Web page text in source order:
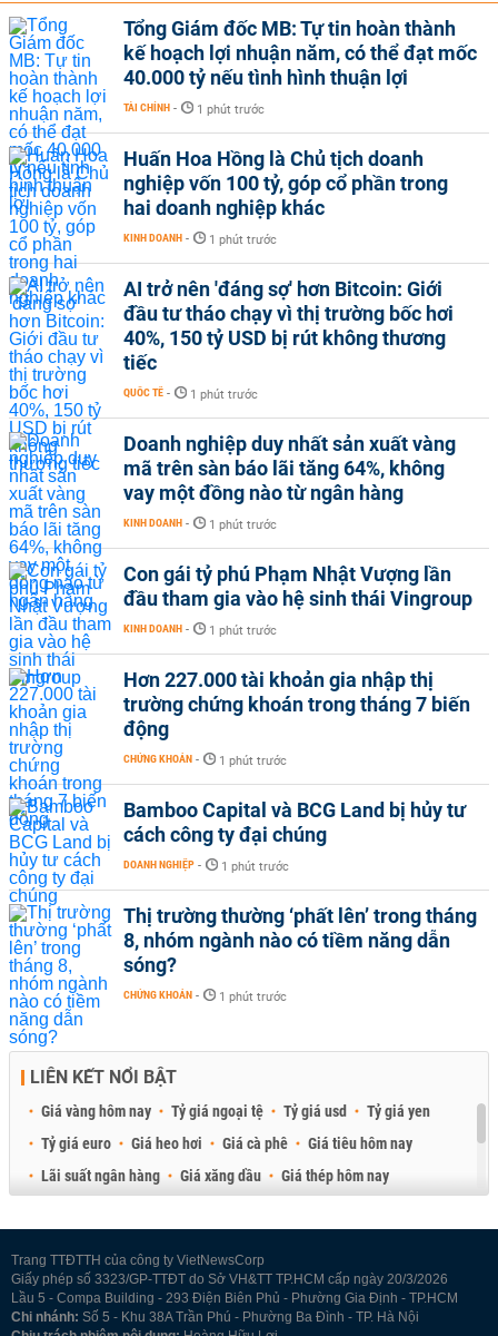
Tổng Giám đốc MB: Tự tin hoàn thành
kế hoạch lợi nhuận năm, có thể đạt mốc
40.000 tỷ nếu tình hình thuận lợi
TÀI CHÍNH - 1 phút trước
Huấn Hoa Hồng là Chủ tịch doanh
nghiệp vốn 100 tỷ, góp cổ phần trong
hai doanh nghiệp khác
KINH DOANH - 1 phút trước
AI trở nên 'đáng sợ' hơn Bitcoin: Giới
đầu tư tháo chạy vì thị trường bốc hơi
40%, 150 tỷ USD bị rút không thương
tiếc
QUỐC TẾ - 1 phút trước
Doanh nghiệp duy nhất sản xuất vàng
mã trên sàn báo lãi tăng 64%, không
vay một đồng nào từ ngân hàng
KINH DOANH - 1 phút trước
Con gái tỷ phú Phạm Nhật Vượng lần
đầu tham gia vào hệ sinh thái Vingroup
KINH DOANH - 1 phút trước
Hơn 227.000 tài khoản gia nhập thị
trường chứng khoán trong tháng 7 biến
động
CHỨNG KHOÁN - 1 phút trước
Bamboo Capital và BCG Land bị hủy tư
cách công ty đại chúng
DOANH NGHIỆP - 1 phút trước
Thị trường thường ‘phất lên’ trong tháng
8, nhóm ngành nào có tiềm năng dẫn
sóng?
CHỨNG KHOÁN - 1 phút trước
LIÊN KẾT NỔI BẬT
Giá vàng hôm nay Tỷ giá ngoại tệ Tỷ giá usd
Tỷ giá yen
Tỷ giá euro
Giá heo hơi Giá cà phê
Giá tiêu hôm nay
Lãi suất ngân hàng
Giá xăng dầu
Giá thép hôm nay
Trang TTĐTTH của công ty VietNewsCorp
Giấy phép số 3323/GP-TTĐT do Sở VH&TT TP.HCM cấp ngày 20/3/2026
Lầu 5 - Compa Building - 293 Điện Biên Phủ - Phường Gia Định - TP.HCM
Chi nhánh: Số 5 - Khu 38A Trần Phú - Phường Ba Đình - TP. Hà Nội